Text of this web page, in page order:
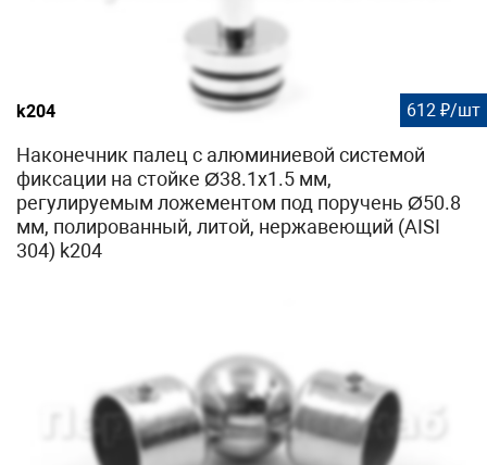
k204 612 ₽/шт
Наконечник палец с алюминиевой системой
фиксации на стойке Ø38.1х1.5 мм,
регулируемым ложементом под поручень Ø50.8
мм, полированный, литой, нержавеющий (AISI
304) k204